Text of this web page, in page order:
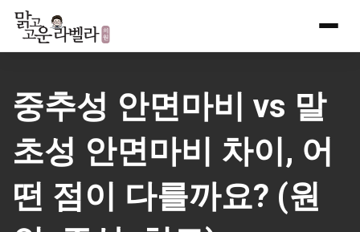
Skip
content
중추성 안면마비 vs 말
초성 안면마비 차이, 어
떤 점이 다를까요? (원